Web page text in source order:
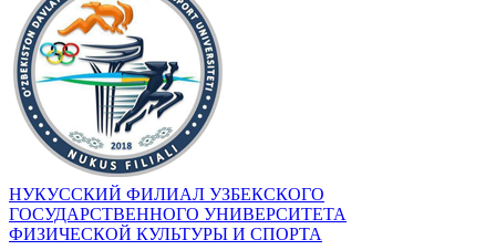
НУКУССКИЙ ФИЛИАЛ УЗБЕКСКОГО
ГОСУДАРСТВЕННОГО УНИВЕРСИТЕТА
ФИЗИЧЕСКОЙ КУЛЬТУРЫ И СПОРТА